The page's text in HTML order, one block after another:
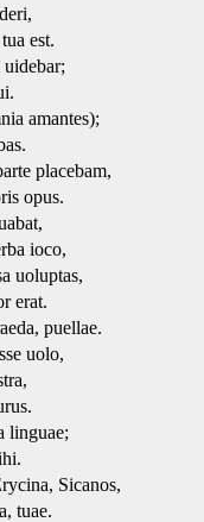
est.
amantes);
placebam,
opus.
ioco,
uoluptas,
erat.
puellae.
uolo,
linguae;
Sicanos,
tuae.